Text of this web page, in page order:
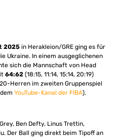
2025 in Herakleion/GRE ging es für
Ukraine. In einem ausgeglichenen
sich die Mannschaft von Head
64:62 (18:15, 11:14, 15:14, 20:19)
Herren im zweiten Gruppenspiel
YouTube-Kanal der FIBA).
Ben Defty, Linus Trettin,
Der Ball ging direkt beim Tipoff an